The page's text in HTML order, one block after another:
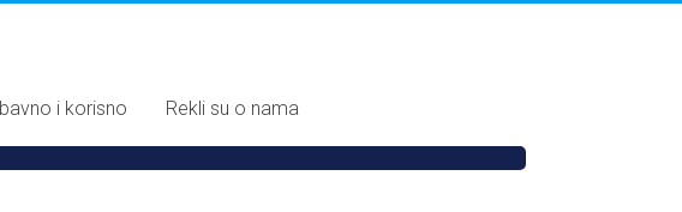
i korisno Rekli su o nama